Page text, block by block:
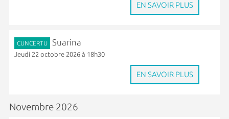
EN SAVOIR PLUS
CUNCERTU Suarina
Jeudi 22 octobre 2026 à 18h30
EN SAVOIR PLUS
Novembre 2026